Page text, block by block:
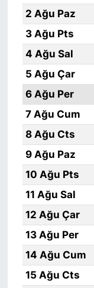
2 Ağu Paz
3 Ağu Pts
4 Ağu Sal
5 Ağu Çar
6 Ağu Per
7 Ağu Cum
8 Ağu Cts
9 Ağu Paz
10 Ağu Pts
11 Ağu Sal
12 Ağu Çar
13 Ağu Per
14 Ağu Cum
15 Ağu Cts